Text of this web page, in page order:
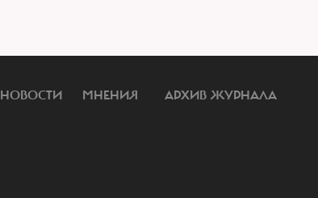
НОВОСТИ МНЕНИЯ АРХИВ ЖУРНАЛА